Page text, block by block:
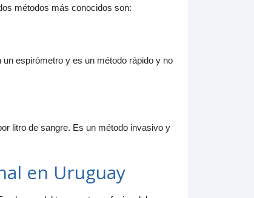
métodos más conocidos son:
espirómetro y es un método rápido y no
litro de sangre. Es un método invasivo y
en Uruguay